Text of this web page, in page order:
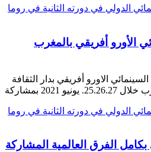
الأورو أفريقي بالمغرب
الاورو أفريقي بدار الثقافة
بمشاركة
الفرق العالمية المشاركة